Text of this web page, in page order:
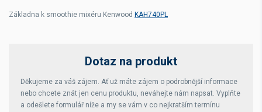
Základna k smoothie mixéru Kenwood KAH740PL
Dotaz na produkt
Děkujeme za váš zájem. Ať už máte zájem o podrobnější informace
nebo chcete znát jen cenu produktu, neváhejte nám napsat. Vyplňte
a odešlete formulář níže a my se vám v co nejkratším termínu